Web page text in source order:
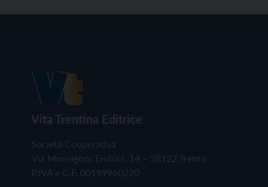
Vita Trentina Editrice
Società Cooperativa
Via Monsignor Endrici, 14 – 38122 Trento
P.IVA e C.F. 00199960220